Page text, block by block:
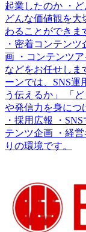
起業したのか ・
どんな価値観を大
わることができま
・密着コンテン
画 ・コンテンツ
などをお任せしま
ーンでは、SNS運
う伝えるか」 「
や発信力を身につ
・採用広報 ・
テンツ企画 ・経
りの環境です。